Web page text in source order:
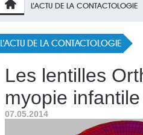
L’ACTU DE LA CONTACTOLOGIE
L’ACTU DE LA CONTACTOLOGIE
Les lentilles
myopie infantile
07.05.2014